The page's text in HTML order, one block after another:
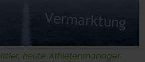
heute Athletenmanager